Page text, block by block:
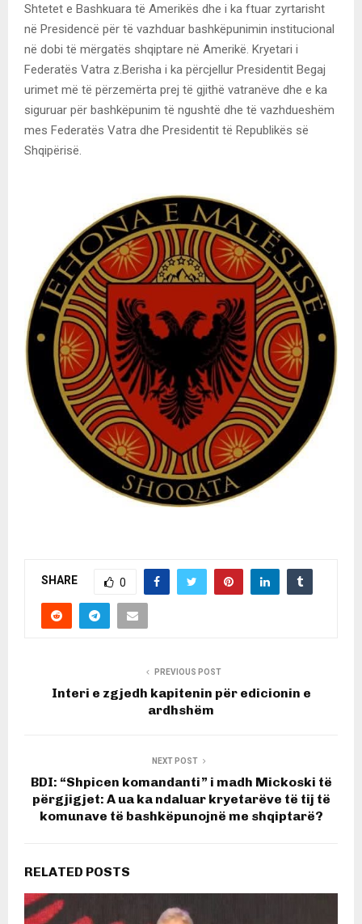
Shtetet e Bashkuara të Amerikës dhe i ka ftuar zyrtarisht
në Presidencë për të vazhduar bashkëpunimin institucional
në dobi të mërgatës shqiptare në Amerikë. Kryetari i
Federatës Vatra z.Berisha i ka përcjellur Presidentit Begaj
urimet më të përzemërta prej të gjithë vatranëve dhe e ka
siguruar për bashkëpunim të ngushtë dhe të vazhdueshëm
mes Federatës Vatra dhe Presidentit të Republikës së
Shqipërisë.
SHARE 0
PREVIOUS POST
Interi e zgjedh kapitenin për edicionin e
ardhshëm
NEXT POST
BDI: “Shpicen komandanti” i madh Mickoski të
përgjigjet: A ua ka ndaluar kryetarëve të tij të
komunave të bashkëpunojnë me shqiptarë?
RELATED POSTS